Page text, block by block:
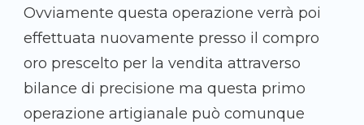
Ovviamente questa operazione verrà poi
effettuata nuovamente presso il compro
oro prescelto per la vendita attraverso
bilance di precisione ma questa primo
operazione artigianale può comunque